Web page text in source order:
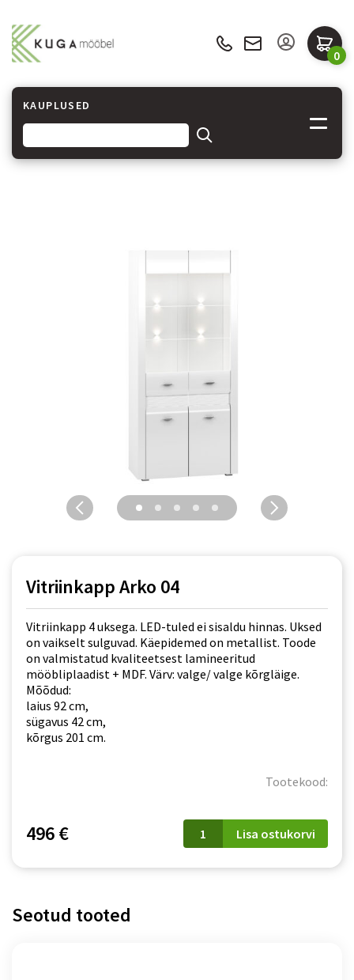
0
KAUPLUSED
Vitriinkapp Arko 04
Vitriinkapp 4 uksega. LED-tuled ei sisaldu hinnas. Uksed
on vaikselt sulguvad. Käepidemed on metallist. Toode
on valmistatud kvaliteetsest lamineeritud
mööbliplaadist + MDF. Värv: valge/ valge kõrgläige.
Mõõdud:
laius 92 cm,
sügavus 42 cm,
kõrgus 201 cm.
Tootekood:
496 €
Vitriinkapp
Arko
kogus
Lisa ostukorvi
Seotud tooted